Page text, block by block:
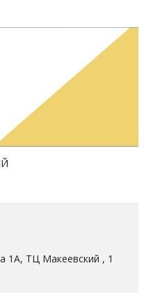
1А, ТЦ Макеевский , 1